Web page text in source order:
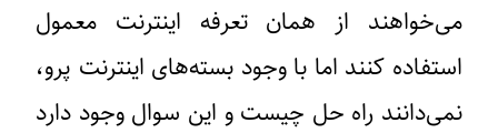
می‌خواهند از همان تعرفه‌ اینترنت معمول
استفاده کنند اما با وجود بسته‌های اینترنت پرو،
نمی‌دانند راه حل چیست و این سوال وجود دارد